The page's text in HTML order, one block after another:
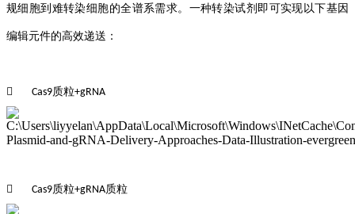
规细胞到难转染细胞的全谱系需求。一种转染试剂即可实现以下基因
编辑元件的高效递送：
 Cas9质粒+gRNA
 Cas9质粒+gRNA质粒